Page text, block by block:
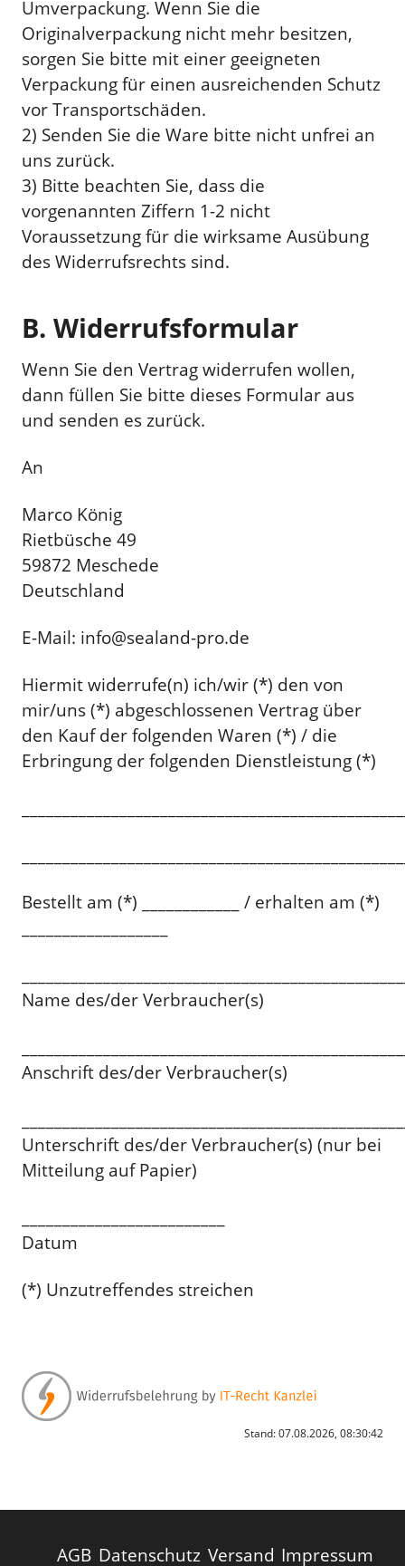
Umverpackung. Wenn Sie die
Originalverpackung nicht mehr besitzen,
sorgen Sie bitte mit einer geeigneten
Verpackung für einen ausreichenden Schutz
vor Transportschäden.
2) Senden Sie die Ware bitte nicht unfrei an
uns zurück.
3) Bitte beachten Sie, dass die
vorgenannten Ziffern 1-2 nicht
Voraussetzung für die wirksame Ausübung
des Widerrufsrechts sind.
B. Widerrufsformular
Wenn Sie den Vertrag widerrufen wollen,
dann füllen Sie bitte dieses Formular aus
und senden es zurück.
An
Marco König
Rietbüsche 49
59872 Meschede
Deutschland
E-Mail: info@sealand-pro.de
Hiermit widerrufe(n) ich/wir (*) den von
mir/uns (*) abgeschlossenen Vertrag über
den Kauf der folgenden Waren (*) / die
Erbringung der folgenden Dienstleistung (*)
Bestellt am (*) ____________ / erhalten am (*)
Name des/der Verbraucher(s)
Anschrift des/der Verbraucher(s)
Unterschrift des/der Verbraucher(s) (nur bei
Mitteilung auf Papier)
Datum
(*) Unzutreffendes streichen
Stand: 07.08.2026, 08:30:42
AGB Datenschutz Versand Impressum